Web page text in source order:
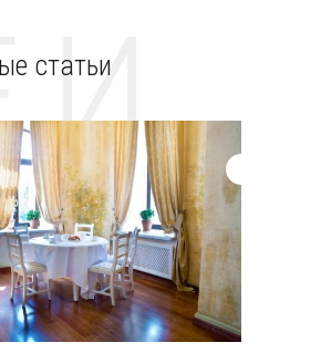
И
статьи